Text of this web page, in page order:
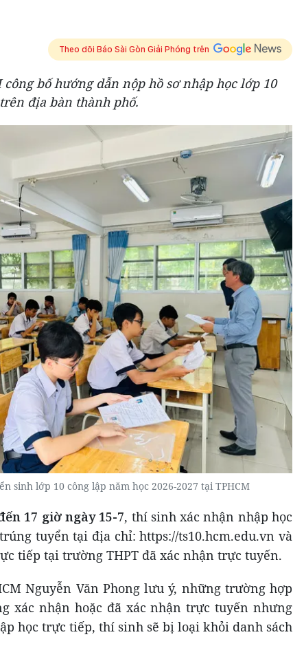
Theo dõi Báo Sài Gòn Giải Phóng trên
công bố hướng dẫn nộp hồ sơ nhập học lớp 10
địa bàn thành phố.
sinh lớp 10 công lập năm học 2026-2027 tại TPHCM
17 giờ ngày 15-7, thí sinh xác nhận nhập học
tuyển tại địa chỉ: https://ts10.hcm.edu.vn và
tiếp tại trường THPT đã xác nhận trực tuyến.
Nguyễn Văn Phong lưu ý, những trường hợp
xác nhận hoặc đã xác nhận trực tuyến nhưng
học trực tiếp, thí sinh sẽ bị loại khỏi danh sách